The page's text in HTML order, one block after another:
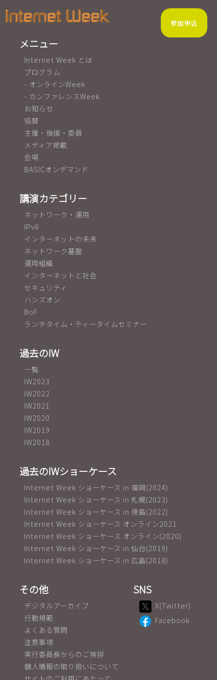
メニュー
Internet Week とは
プログラム
- オンラインWeek
- カンファレンスWeek
お知らせ
協賛
主催・後援・委員
メディア掲載
会場
BASICオンデマンド
講演カテゴリー
ネットワーク・運用
IPv6
インターネットの未来
ネットワーク基盤
運用組織
インターネットと社会
セキュリティ
ハンズオン
BoF
ランチタイム・ティータイムセミナー
過去のIW
一覧
IW2023
IW2022
IW2021
IW2020
IW2019
IW2018
過去のIWショーケース
Internet Week ショーケース in 福岡(2024)
Internet Week ショーケース in 札幌(2023)
Internet Week ショーケース in 徳島(2022)
Internet Week ショーケース オンライン2021
Internet Week ショーケース オンライン(2020)
Internet Week ショーケース in 仙台(2019)
Internet Week ショーケース in 広島(2018)
その他
デジタルアーカイブ
行動規範
よくある質問
注意事項
実行委員長からのご挨拶
個人情報の取り扱いについて
SNS
X(Twitter)
Facebook
参加申込